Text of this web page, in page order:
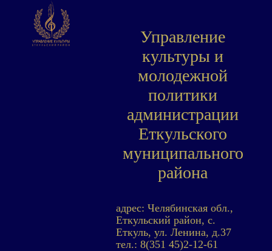
Управление
культуры и
молодежной
политики
администрации
Еткульского
муниципального
района
адрес: Челябинская обл.,
Еткульский район, с.
Еткуль, ул. Ленина, д.37
тел.: 8(351 45)2-12-61